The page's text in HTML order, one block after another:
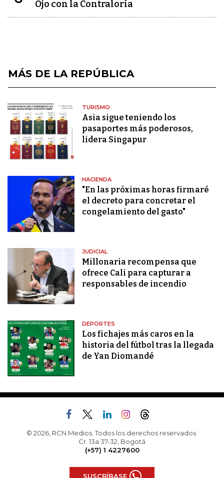
Ojo con la Contraloría
MÁS DE LA REPÚBLICA
TURISMO
Asia sigue teniendo los
pasaportes más poderosos,
lidera Singapur
HACIENDA
"En las próximas horas firmaré
el decreto para concretar el
congelamiento del gasto"
JUDICIAL
Millonaria recompensa que
ofrece Cali para capturar a
responsables de incendio
DEPORTES
Los fichajes más caros en la
historia del fútbol tras la llegada
de Yan Diomandé
© 2026, RCN Medios. Todos los derechos reservados.
Cr. 13a 37-32, Bogotá
(+57) 1 4227600
SUSCRÍBASE